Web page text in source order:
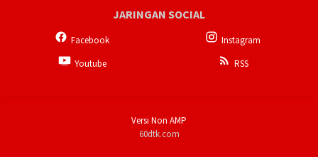
JARINGAN SOCIAL
Facebook
Instagram
Youtube
RSS
Versi Non AMP
60dtk.com